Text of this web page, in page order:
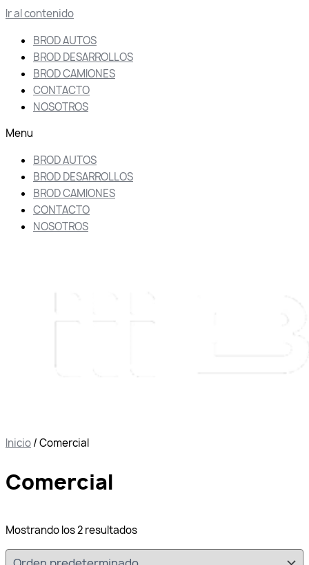
Ir al contenido
BROD AUTOS
BROD DESARROLLOS
BROD CAMIONES
CONTACTO
NOSOTROS
Menu
BROD AUTOS
BROD DESARROLLOS
BROD CAMIONES
CONTACTO
NOSOTROS
Inicio/ Comercial
Comercial
Mostrando los 2 resultados